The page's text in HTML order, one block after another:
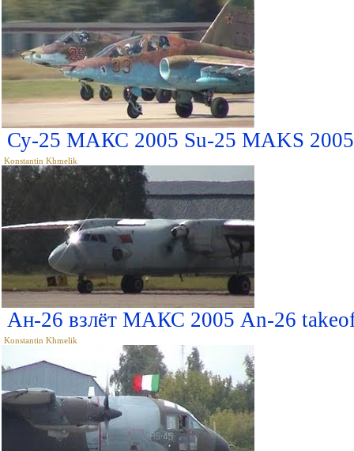
Су-25 МАКС 2005 Su-25 MAKS 2005
Konstantin Khmelik
Ан-26 взлёт МАКС 2005 An-26
Konstantin Khmelik